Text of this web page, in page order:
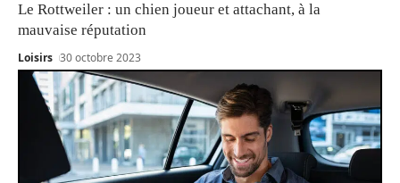
Le Rottweiler : un chien joueur et attachant, à la
mauvaise réputation
Loisirs 30 octobre 2023